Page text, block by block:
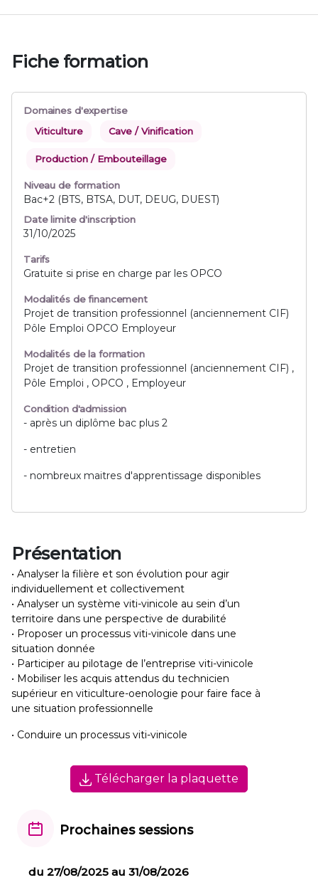
Présentation
• Analyser la filière et son évolution pour agir
individuellement et collectivement
• Analyser un système viti-vinicole au sein d’un
territoire dans une perspective de durabilité
• Proposer un processus viti-vinicole dans une
situation donnée
• Participer au pilotage de l’entreprise viti-vinicole
• Mobiliser les acquis attendus du technicien
supérieur en viticulture-oenologie pour faire face à
une situation professionnelle
• Conduire un processus viti-vinicole
Télécharger la plaquette
Fiche formation
Domaines d'expertise
Viticulture
Cave / Vinification
Production / Embouteillage
Niveau de formation
Bac+2 (BTS, BTSA, DUT, DEUG, DUEST)
Date limite d'inscription
31/10/2025
Tarifs
Gratuite si prise en charge par les OPCO
Modalités de financement
Projet de transition professionnel (anciennement CIF)
Pôle Emploi OPCO Employeur
Modalités de la formation
Projet de transition professionnel (anciennement CIF) ,
Pôle Emploi , OPCO , Employeur
Condition d'admission
- après un diplôme bac plus 2
- entretien
- nombreux maitres d'apprentissage disponibles
Prochaines sessions
du 27/08/2025 au 31/08/2026